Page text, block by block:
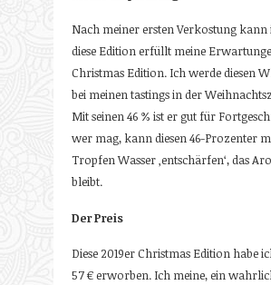
Nach meiner ersten Verkostung kann
diese Edition erfüllt meine
Christmas Edition. Ich werde diesen
bei meinen tastings in der
Mit seinen 46 % ist er gut für
wer mag, kann diesen 46-Prozenter
Tropfen Wasser ‚­entschärfen‘, das
bleibt.
Der Preis
Diese 2019er Christmas Edition habe
57 € erworben. Ich meine, ein